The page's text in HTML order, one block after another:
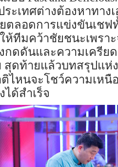
ระเทศต่างต้องหาทาง
ตลอดการแข่งขันเชฟ
ห้ทีมคว้าชัยชนะเพรา
กดดันและความเครีย
สุดท้ายแล้วบทสรุปแห่
ไหนจะโชว์ความเหนือ
ได้สำเร็จ